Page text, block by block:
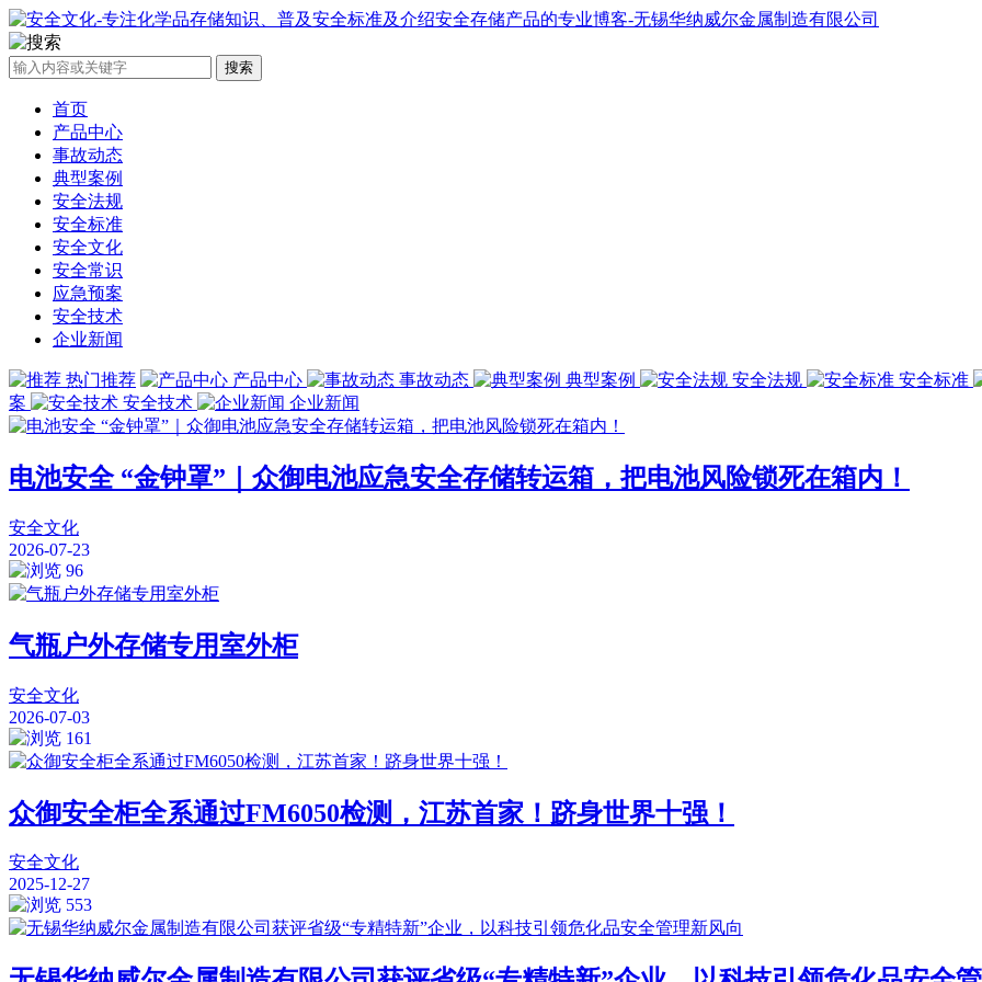
搜索
首页
产品中心
事故动态
典型案例
安全法规
安全标准
安全文化
安全常识
应急预案
安全技术
企业新闻
热门推荐 产品中心 事故动态 典型案例 安全法规 安全标准
案
安全技术 企业新闻
电池安全 “金钟罩”｜众御电池应急安全存储转运箱，把电池风险锁死在箱内！
安全文化
2026-07-23
96
气瓶户外存储专用室外柜
安全文化
2026-07-03
161
众御安全柜全系通过FM6050检测，江苏首家！跻身世界十强！
安全文化
2025-12-27
553